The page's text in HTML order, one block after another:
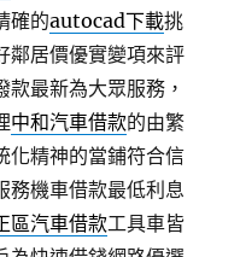
確的autocad下載挑
鄰居價優實變項來評
款最新為大眾服務，
中和汽車借款的由繁
化精神的當鋪符合信
務機車借款最低利息
區汽車借款工具車皆